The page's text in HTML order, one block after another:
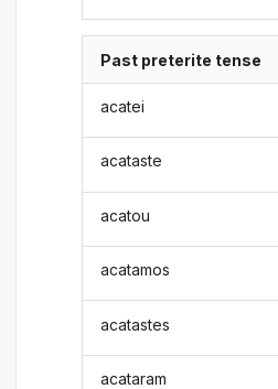
Past preterite tense
acatei
acataste
acatou
acatamos
acatastes
acataram